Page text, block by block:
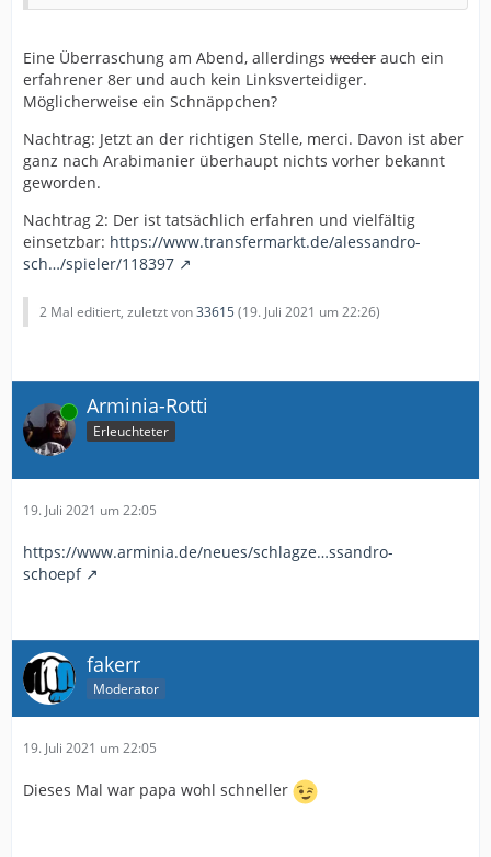
Eine Überraschung am Abend, allerdings weder auch ein
erfahrener 8er und auch kein Linksverteidiger.
Möglicherweise ein Schnäppchen?
Nachtrag: Jetzt an der richtigen Stelle, merci. Davon ist aber
ganz nach Arabimanier überhaupt nichts vorher bekannt
geworden.
Nachtrag 2: Der ist tatsächlich erfahren und vielfältig
einsetzbar: https://www.transfermarkt.de/alessandro-
sch…/spieler/118397
2 Mal editiert, zuletzt von33615 (19. Juli 2021 um 22:26)
Online Arminia-Rotti
Erleuchteter
19. Juli 2021 um 22:05
https://www.arminia.de/neues/schlagze…ssandro-
schoepf
fakerr
Moderator
19. Juli 2021 um 22:05
Dieses Mal war papa wohl schneller